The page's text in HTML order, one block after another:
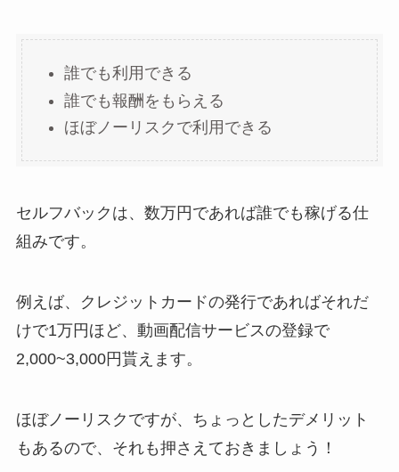
誰でも利用できる
誰でも報酬をもらえる
ほぼノーリスクで利用できる
セルフバックは、数万円であれば誰でも稼げる仕
組みです。
例えば、クレジットカードの発行であればそれだ
けで1万円ほど、動画配信サービスの登録で
2,000~3,000円貰えます。
ほぼノーリスクですが、ちょっとしたデメリット
もあるので、それも押さえておきましょう！